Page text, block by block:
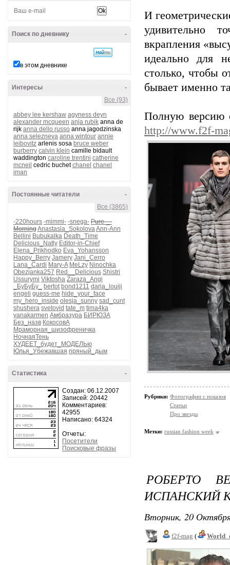
-
Поиск по дневнику
в этом дневнике
-
Интересы
Все (93)
abbey lee kershaw agyness deyn
alexander mcqueen anja rubik anna de
rijk anna dello russo anna jagodzinska
anna selezneva anna wintour annie
leibovitz arlenis sosa bruce weber
burberry calvin klein camille bidault
waddington caroline trentini catherine
mcneil cedric buchetchanel chanel
iman
-
Постоянные читатели
Все (3865)
-220hours -mimmi- -snega- Pure-_-
MorningAnastasia_SokolovaAnn-Ann
Bellini Bubukalka Death_Time
Delicious_Natly Editor-in-Chief
Elena_Prikhodko Eva_Yohansson
Happy_Berry Jamery Jani_Cerro
Lana_Cardi Mary-A MeLzy Ninochka
Obezjanka257 Red__Delicious Shistri
Ussurymi Viktosha Zaraza_Angi
_БуБуБу_
bertot bond1211 daria_louiji
engeli guess-me hide_your_face
my_hero_inside olesja_sunny sad_cunt
shushera svetovid tate_m tima4ka
yanakarmen Амбразура БИРЮЗА
Без_назв КокосовА
Мраморная_шизофреничка
НочнаяТень
ХУДЕЕТ_будет_МОДЕЛЬю
Юлья_Убежавшая пряный_дым
-
Статистика
Создан: 06.12.2007
Записей: 20442
Комментариев:
42955
Написано: 64324
Отчеты:
Посетители
Поисковые фразы
И
удивительно
вкрапления
идеально для
столько, чтобы
бывает именно
Полную версию
http://www.f2f-
Рубрики: Фотографии с показов
Статьи
Про звезды
Метки: russian fashion week
РОБЕРТО
ИСПАНСКИЙ
Вторник, 20
f2f-mag (